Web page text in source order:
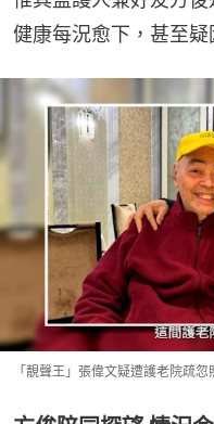
健康每況愈下，甚至疑
「靚聲王」張偉文疑遭護老院疏